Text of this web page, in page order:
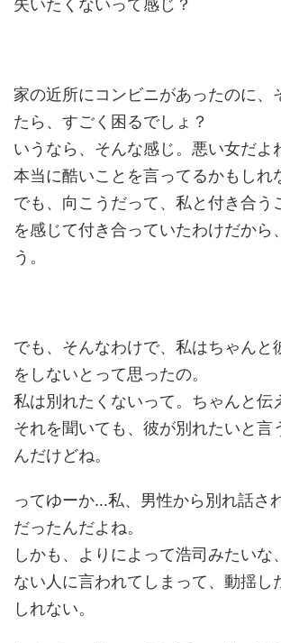
失いたくないって感じ？
家の近所にコンビニがあったのに、
たら、すごく困るでしょ？
いうなら、そんな感じ。悪い女だよ
本当に酷いことを言ってるかもしれ
でも、向こうだって、私と付き合う
を感じて付き合っていたわけだから
う。
でも、そんなわけで、私はちゃんと
をしないとって思ったの。
私は別れたくないって。ちゃんと伝
それを聞いても、彼が別れたいと言
んだけどね。
ってゆーか…私、男性から別れ話さ
だったんだよね。
しかも、よりによって浩司みたいな
ない人に言われてしまって、動揺し
しれない。